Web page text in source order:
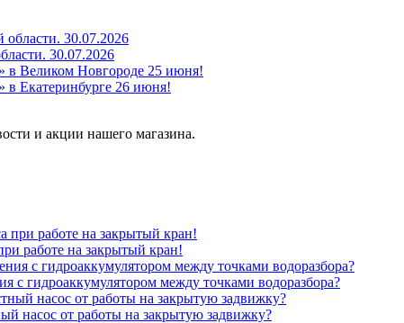
30.07.2026
в Великом Новгороде 25 июня!
в Екатеринбурге 26 июня!
и акции нашего магазина.
работе на закрытый кран!
с гидроаккумулятором между точками водоразбора?
насос от работы на закрытую задвижку?